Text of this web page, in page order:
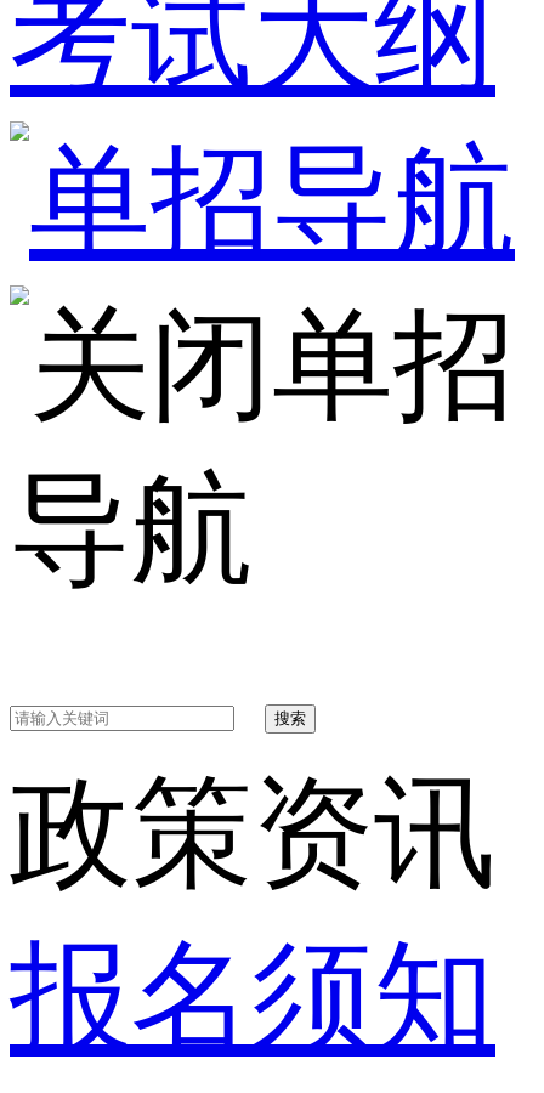
考试大纲
单招
导航
搜索
政策资讯
报名须知